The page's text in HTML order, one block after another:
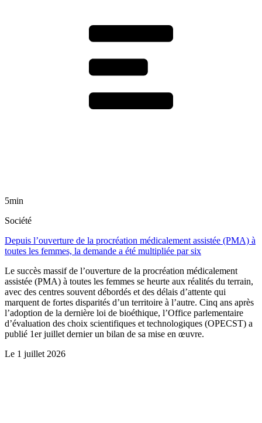
5min
Société
Depuis l’ouverture de la procréation médicalement assistée (PMA) à
toutes les femmes, la demande a été multipliée par six
Le succès massif de l’ouverture de la procréation médicalement
assistée (PMA) à toutes les femmes se heurte aux réalités du terrain,
avec des centres souvent débordés et des délais d’attente qui
marquent de fortes disparités d’un territoire à l’autre. Cinq ans après
l’adoption de la dernière loi de bioéthique, l’Office parlementaire
d’évaluation des choix scientifiques et technologiques (OPECST) a
publié 1er juillet dernier un bilan de sa mise en œuvre.
Le 1 juillet 2026